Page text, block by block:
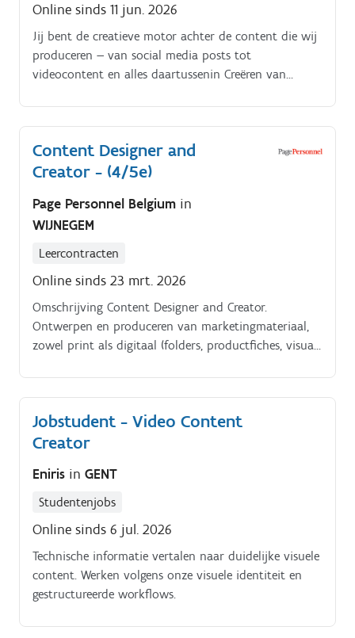
Online sinds 11 jun. 2026
Jij bent de creatieve motor achter de content die wij
produceren — van social media posts tot
videocontent en alles daartussenin Creëren van
Tik.
Content Designer and
Creator - (4/5e)
Page Personnel Belgium in
WIJNEGEM
Leercontracten
Online sinds 23 mrt. 2026
Omschrijving Content Designer and Creator.
Ontwerpen en produceren van marketingmateriaal,
zowel print als digitaal (folders, productfiches, visuals
Jobstudent - Video Content
Creator
Eniris in GENT
Studentenjobs
Online sinds 6 jul. 2026
Technische informatie vertalen naar duidelijke visuele
content. Werken volgens onze visuele identiteit en
gestructureerde workflows.